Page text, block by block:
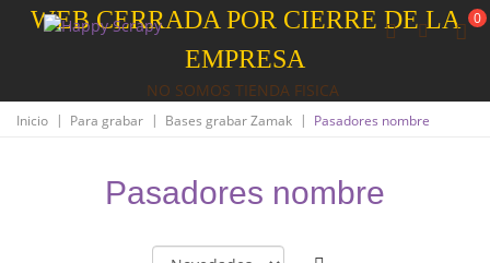
WEB CERRADA POR CIERRE DE LA
EMPRESA
NO SOMOS TIENDA FISICA
0
Inicio | Para grabar | Bases grabar Zamak | Pasadores nombre
Pasadores nombre